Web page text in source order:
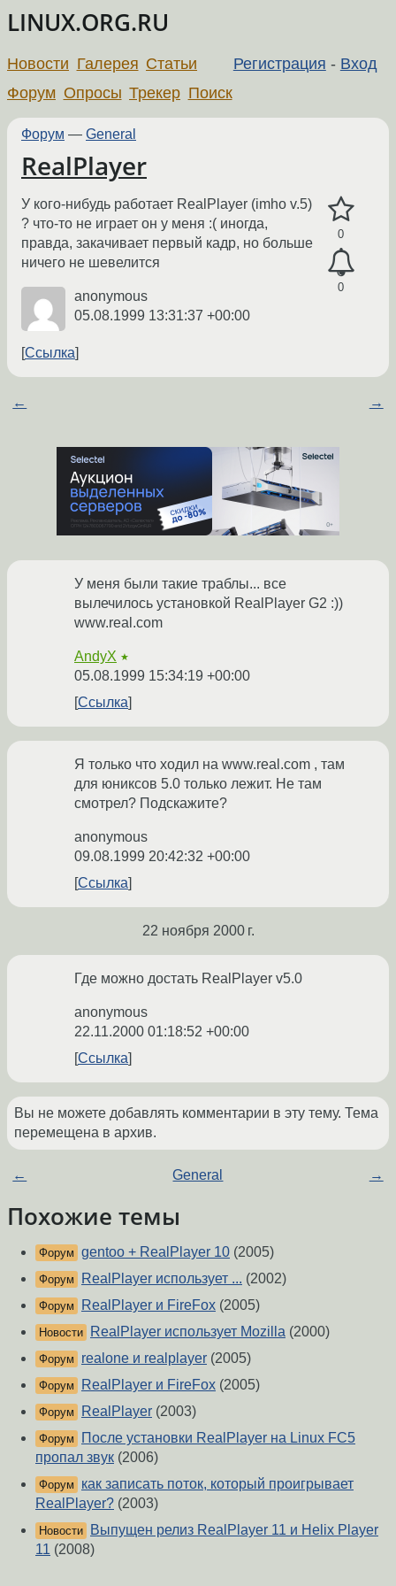
LINUX.ORG.RU
Регистрация - Вход
Новости Галерея Статьи
Форум Опросы Трекер Поиск
Форум — General
RealPlayer
0
0
У кого-нибудь работает RealPlayer (imho v.5)
? что-то не играет он у меня :( иногда,
правда, закачивает первый кадр, но больше
ничего не шевелится
anonymous
05.08.1999 13:31:37 +00:00
Ссылка
← →
У меня были такие траблы... все
вылечилось установкой RealPlayer G2 :))
www.real.com
AndyX ★
05.08.1999 15:34:19 +00:00
Ссылка
Я только что ходил на www.real.com , там
для юниксов 5.0 только лежит. Не там
смотрел? Подскажите?
anonymous
09.08.1999 20:42:32 +00:00
Ссылка
22 ноября 2000 г.
Где можно достать RealPlayer v5.0
anonymous
22.11.2000 01:18:52 +00:00
Ссылка
Вы не можете добавлять комментарии в эту тему. Тема
перемещена в архив.
← General →
Похожие темы
Форум gentoo + RealPlayer 10 (2005)
Форум RealPlayer использует ... (2002)
Форум RealPlayer и FireFox (2005)
Новости RealPlayer использует Mozilla (2000)
Форум realone и realplayer (2005)
Форум RealPlayer и FireFox (2005)
Форум RealPlayer (2003)
Форум
После установки RealPlayer на Linux FC5
пропал звук (2006)
Форум
как записать поток, который проигрывает
RealPlayer? (2003)
Новости
Выпущен релиз RealPlayer 11 и Helix Player
11 (2008)